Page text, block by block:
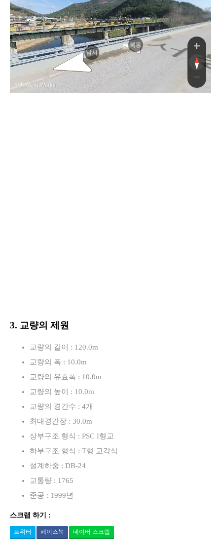
남서
북동
, KnWorks
3. 교량의 제원
교량의 길이 : 120.0m
교량의 폭 : 10.0m
교량의 유효폭 : 10.0m
교량의 높이 : 10.0m
교량의 경간수 : 4개
최대경간장 : 30.0m
상부구조 형식 : PSC I형교
하부구조 형식 : T형 교각식
설계하중 : DB-24
교통량 : 1765
준공 : 1999년
스크랩 하기 :
트위터 페이스북 네이버 스크랩